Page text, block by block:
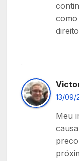
como
13/09/
Meu